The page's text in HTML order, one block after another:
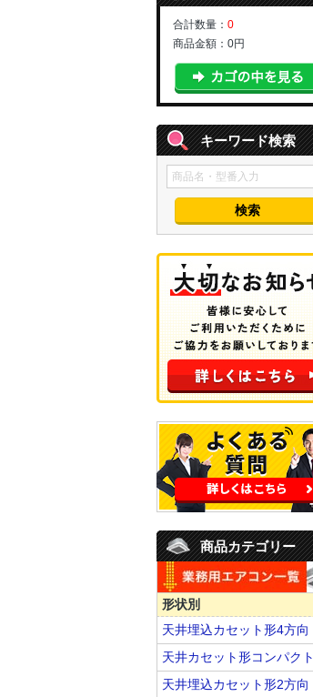
合計数量： 0
商品金額： 0円
キーワード検索
商品カテゴリー
形状別
天井埋込カセット形4方向
天井カセット形コンパクト
天井埋込カセット形2方向